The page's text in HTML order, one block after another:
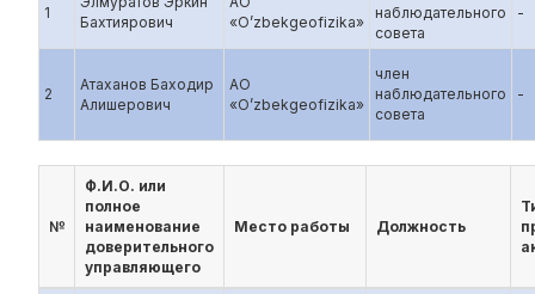
1
Бахтиярович
«O’zbekgeofizika»
наблюдательного
совета
-
2
Атаханов Баходир
Алишерович
АО
«O’zbekgeofizika»
член
наблюдательного
совета
-
№
Ф.И.О. или
полное
наименование
доверительного
управляющего
Место работы Должность